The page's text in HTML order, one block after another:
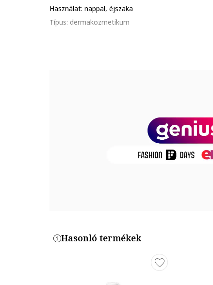
Használat: nappal, éjszaka
Típus: dermakozmetikum
Hasonló termékek